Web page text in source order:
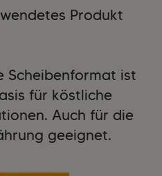
Produkt
Scheibenformat ist
für köstliche
Auch für die
geeignet.